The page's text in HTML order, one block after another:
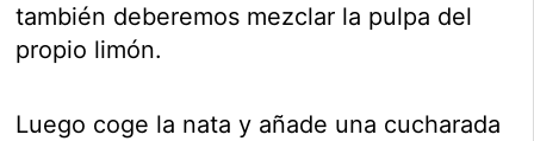
también deberemos mezclar la pulpa del
propio limón.
Luego coge la nata y añade una cucharada